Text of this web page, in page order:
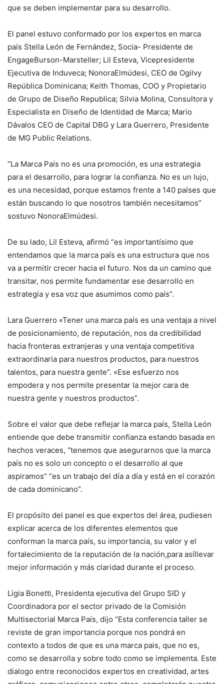
que se deben implementar para su desarrollo.
El panel estuvo conformado por los expertos en marca
país Stella León de Fernández, Socia- Presidente de
EngageBurson-Marsteller; Lil Esteva, Vicepresidente
Ejecutiva de Induveca; NonoraElmúdesi, CEO de Ogilvy
República Dominicana; Keith Thomas, COO y Propietario
de Grupo de Diseño Republica; Silvia Molina, Consultora y
Especialista en Diseño de Identidad de Marca; Mario
Dávalos CEO de Capital DBG y Lara Guerrero, Presidente
de MG Public Relations.
“La Marca País no es una promoción, es una estrategia
para el desarrollo, para lograr la confianza. No es un lujo,
es una necesidad, porque estamos frente a 140 países que
están buscando lo que nosotros también necesitamos”
sostuvo NonoraElmúdesi.
De su lado, Lil Esteva, afirmó “es importantísimo que
entendamos que la marca país es una estructura que nos
va a permitir crecer hacia el futuro. Nos da un camino que
transitar, nos permite fundamentar ese desarrollo en
estrategia y esa voz que asumimos como país”.
Lara Guerrero «Tener una marca país es una ventaja a nivel
de posicionamiento, de reputación, nos da credibilidad
hacia fronteras extranjeras y una ventaja competitiva
extraordinaria para nuestros productos, para nuestros
talentos, para nuestra gente”. «Ese esfuerzo nos
empodera y nos permite presentar la mejor cara de
nuestra gente y nuestros productos”.
Sobre el valor que debe reflejar la marca país, Stella León
entiende que debe transmitir confianza estando basada en
hechos veraces, “tenemos que asegurarnos que la marca
país no es solo un concepto o el desarrollo al que
aspiramos” “es un trabajo del día a día y está en el corazón
de cada dominicano”.
El propósito del panel es que expertos del área, pudiesen
explicar acerca de los diferentes elementos que
conforman la marca país, su importancia, su valor y el
fortalecimiento de la reputación de la nación,para asíllevar
mejor información y más claridad durante el proceso.
Ligia Bonetti, Presidenta ejecutiva del Grupo SID y
Coordinadora por el sector privado de la Comisión
Multisectorial Marca País, dijo “Esta conferencia taller se
reviste de gran importancia porque nos pondrá en
contexto a todos de que es una marca pais, que no es,
como se desarrolla y sobre todo como se implementa. Este
dialogo entre reconocidos expertos en creatividad, artes